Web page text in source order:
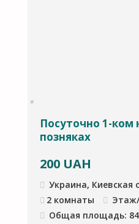
Посуточно 1-ком
позняках
200 UAH
Украина, Киевская
2 комнаты
Общая площадь: